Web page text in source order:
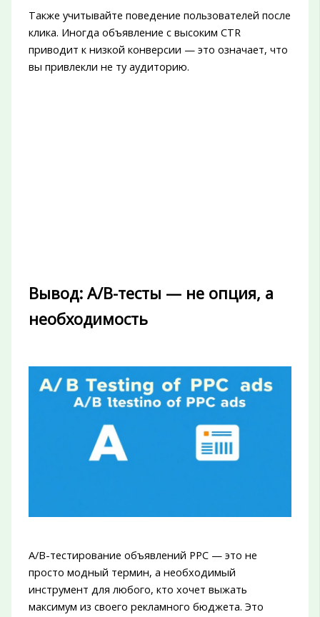
Также учитывайте поведение пользователей после
клика. Иногда объявление с высоким CTR
приводит к низкой конверсии — это означает, что
вы привлекли не ту аудиторию.
Вывод: A/B-тесты — не опция, а
необходимость
A/B-тестирование объявлений PPC — это не
просто модный термин, а необходимый
инструмент для любого, кто хочет выжать
максимум из своего рекламного бюджета. Это